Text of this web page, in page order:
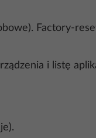
Factory-
i listę